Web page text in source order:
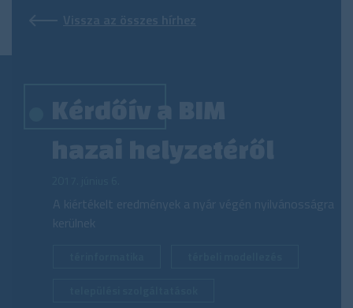
Vissza az összes hírhez
Kérdőív a BIM
hazai helyzetéről
A kiértékelt eredmények a nyár végén nyilvánosságra
kerülnek